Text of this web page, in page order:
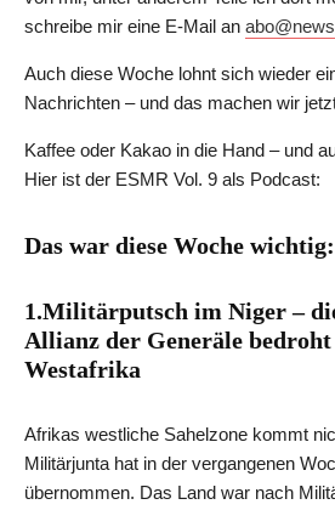
schreibe mir eine E-Mail an
Auch diese Woche lohnt sich wieder
Nachrichten – und das machen wir
Kaffee oder Kakao in die Hand – und
Hier ist der ESMR Vol. 9 als Podcast:
Das war diese Woche wichtig:
1.Militärputsch im Niger –
Allianz der Generäle
Westafrika
Afrikas westliche Sahelzone kommt
Militärjunta hat in der vergangenen
übernommen. Das Land war nach